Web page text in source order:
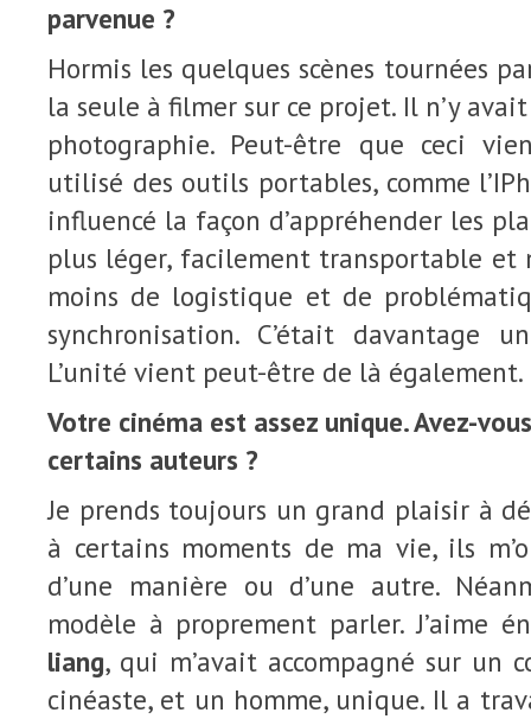
parvenue ?
Hormis les quelques scènes tournées
la seule à filmer sur ce projet. Il n’y
photographie. Peut-être que ceci
utilisé des outils portables, comme
influencé la façon d’appréhender les
plus léger, facilement transportable et
moins de logistique et de
synchronisation. C’était davantage
L’unité vient peut-être de là également.
Votre cinéma est assez unique. Avez-
certains auteurs ?
Je prends toujours un grand plaisir à
à certains moments de ma vie, ils
d’une manière ou d’une autre.
modèle à proprement parler. J’aime
liang, qui m’avait accompagné sur un
cinéaste, et un homme, unique. Il a